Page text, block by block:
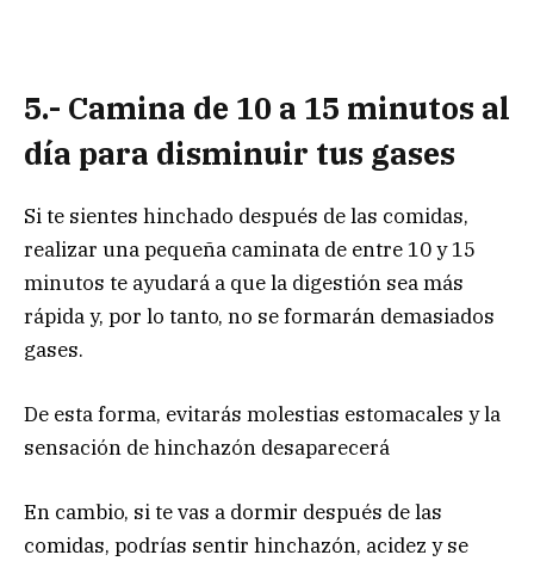
5.- Camina de 10 a 15 minutos al
día para disminuir tus gases
Si te sientes hinchado después de las comidas,
realizar una pequeña caminata de entre 10 y 15
minutos te ayudará a que la digestión sea más
rápida y, por lo tanto, no se formarán demasiados
gases.
De esta forma, evitarás molestias estomacales y la
sensación de hinchazón desaparecerá
En cambio, si te vas a dormir después de las
comidas, podrías sentir hinchazón, acidez y se